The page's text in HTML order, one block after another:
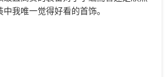
我唯一觉得好看的首饰。